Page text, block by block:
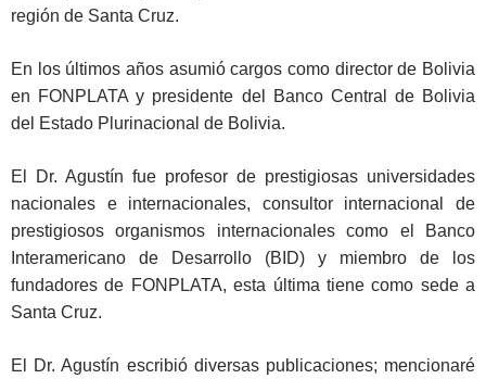
región de Santa Cruz.
En los últimos años asumió cargos como director de Bolivia
en FONPLATA y presidente del Banco Central de Bolivia
del Estado Plurinacional de Bolivia.
El Dr. Agustín fue profesor de prestigiosas universidades
nacionales e internacionales, consultor internacional de
prestigiosos organismos internacionales como el Banco
Interamericano de Desarrollo (BID) y miembro de los
fundadores de FONPLATA, esta última tiene como sede a
Santa Cruz.
El Dr. Agustín escribió diversas publicaciones; mencionaré